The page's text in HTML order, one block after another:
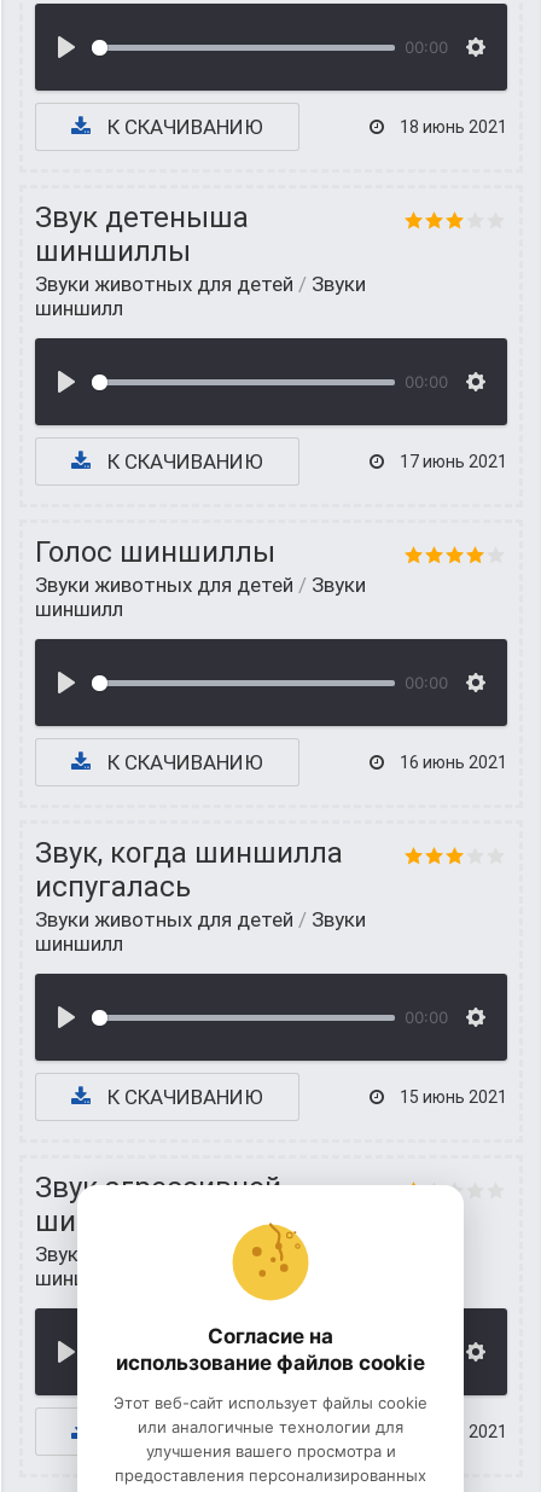
00:00
К СКАЧИВАНИЮ 18 июнь 2021
Звук детеныша
шиншиллы
Звуки животных для детей / Звуки
шиншилл
00:00
К СКАЧИВАНИЮ 17 июнь 2021
Голос шиншиллы
Звуки животных для детей / Звуки
шиншилл
00:00
К СКАЧИВАНИЮ 16 июнь 2021
Звук, когда шиншилла
испугалась
Звуки животных для детей / Звуки
шиншилл
00:00
К СКАЧИВАНИЮ 15 июнь 2021
Звук агрессивной
шиншиллы
Звуки животных для детей /
шиншилл
00:00
К СКАЧИВАНИЮ 15 июнь 2021
Согласие на
использование файлов cookie
Этот веб-сайт использует файлы cookie
или аналогичные технологии для
улучшения вашего просмотра и
предоставления персонализированных